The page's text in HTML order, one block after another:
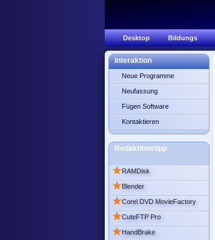
Desktop Bildungs
Interaktion
Neue Programme
Neufassung
Fügen Software
Kontaktieren
Redaktionstipp
★RAMDisk
★Blender
★Corel DVD MovieFactory
★CuteFTP Pro
★HandBrake